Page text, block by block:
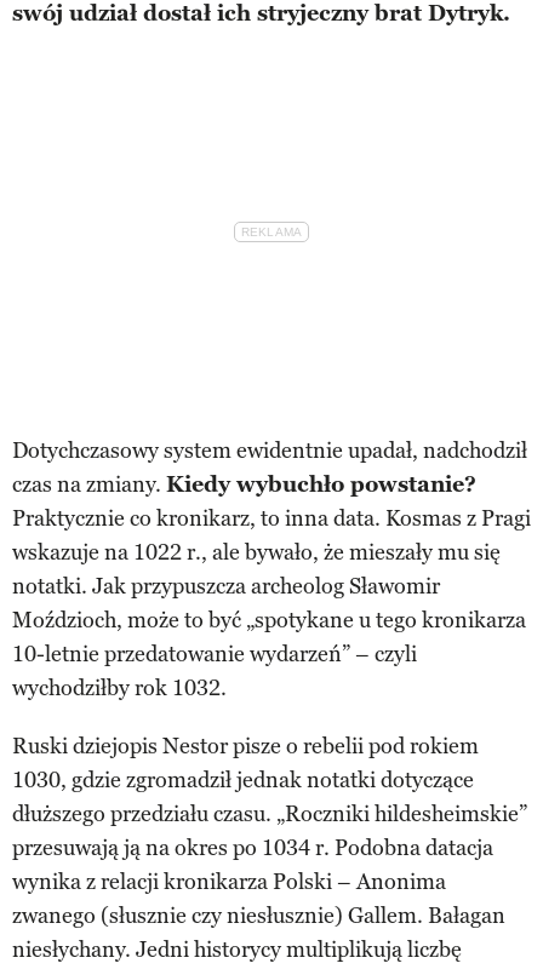
swój udział dostał ich stryjeczny brat Dytryk.
Dotychczasowy system ewidentnie upadał, nadchodził
czas na zmiany. Kiedy wybuchło powstanie?
Praktycznie co kronikarz, to inna data. Kosmas z Pragi
wskazuje na 1022 r., ale bywało, że mieszały mu się
notatki. Jak przypuszcza archeolog Sławomir
Moździoch, może to być „spotykane u tego kronikarza
10-letnie przedatowanie wydarzeń” – czyli
wychodziłby rok 1032.
Ruski dziejopis Nestor pisze o rebelii pod rokiem
1030, gdzie zgromadził jednak notatki dotyczące
dłuższego przedziału czasu. „Roczniki hildesheimskie”
przesuwają ją na okres po 1034 r. Podobna datacja
wynika z relacji kronikarza Polski – Anonima
zwanego (słusznie czy niesłusznie) Gallem. Bałagan
niesłychany. Jedni historycy multiplikują liczbę